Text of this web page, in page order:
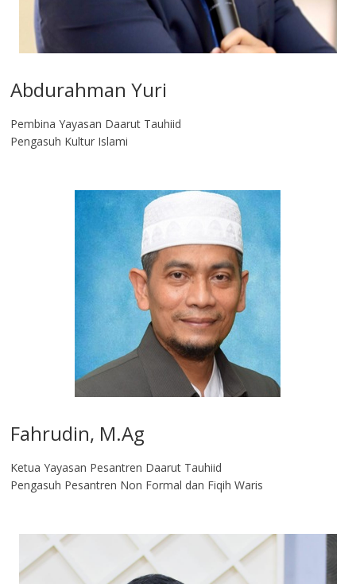
Abdurahman Yuri
Pembina Yayasan Daarut Tauhiid
Pengasuh Kultur Islami
Fahrudin, M.Ag​
Ketua Yayasan Pesantren Daarut Tauhiid
Pengasuh Pesantren Non Formal dan Fiqih Waris